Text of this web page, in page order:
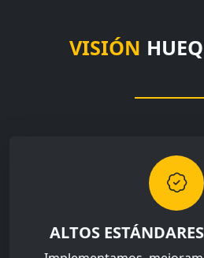
VISIÓN
ALTOS